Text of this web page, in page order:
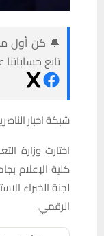
🔔 كن أول
تابع
شبكة اخبار
اختارت وزارة
كلية الإعلام
لجنة الخبراء
الرقمي.